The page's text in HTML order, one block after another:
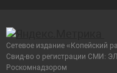
Сетевое издание «Копейский
Cвид-во о регистрации СМИ:
Роскомнадзором